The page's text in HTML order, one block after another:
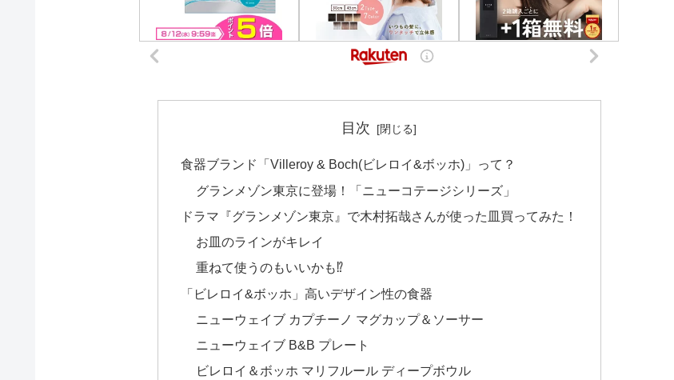
目次
食器ブランド「Villeroy & Boch(ビレロイ&ボッホ)」って？
グランメゾン東京に登場！「ニューコテージシリーズ」
ドラマ『グランメゾン東京』で木村拓哉さんが使った皿買ってみた！
お皿のラインがキレイ
重ねて使うのもいいかも⁉
「ビレロイ&ボッホ」高いデザイン性の食器
ニューウェイブ カプチーノ マグカップ＆ソーサー
ニューウェイブ B&B プレート
ビレロイ＆ボッホ マリフルール ディープボウル